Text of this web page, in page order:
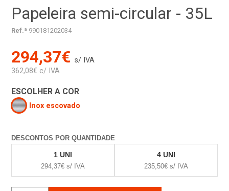
Papeleira semi-circular - 35L
Ref.ª 990181202034
294,37€ s/ IVA
362,08€ c/ IVA
ESCOLHER A COR
Inox escovado
DESCONTOS POR QUANTIDADE
1 UNI
294,37€ s/ IVA
4 UNI
235,50€ s/ IVA